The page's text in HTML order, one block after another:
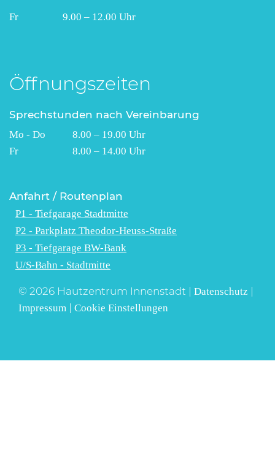
Fr 9.00 – 12.00 Uhr
Öffnungszeiten
Sprechstunden nach Vereinbarung
Mo - Do 8.00 – 19.00 Uhr
Fr 8.00 – 14.00 Uhr
Anfahrt / Routenplan
P1 - Tiefgarage Stadtmitte
P2 - Parkplatz Theodor-Heuss-Straße
P3 - Tiefgarage BW-Bank
U/S-Bahn - Stadtmitte
© 2026 Hautzentrum Innenstadt | Datenschutz
Impressum Cookie Einstellungen